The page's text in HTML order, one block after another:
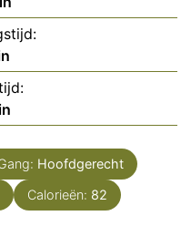
Hoofdgerecht
Calorieën: 82